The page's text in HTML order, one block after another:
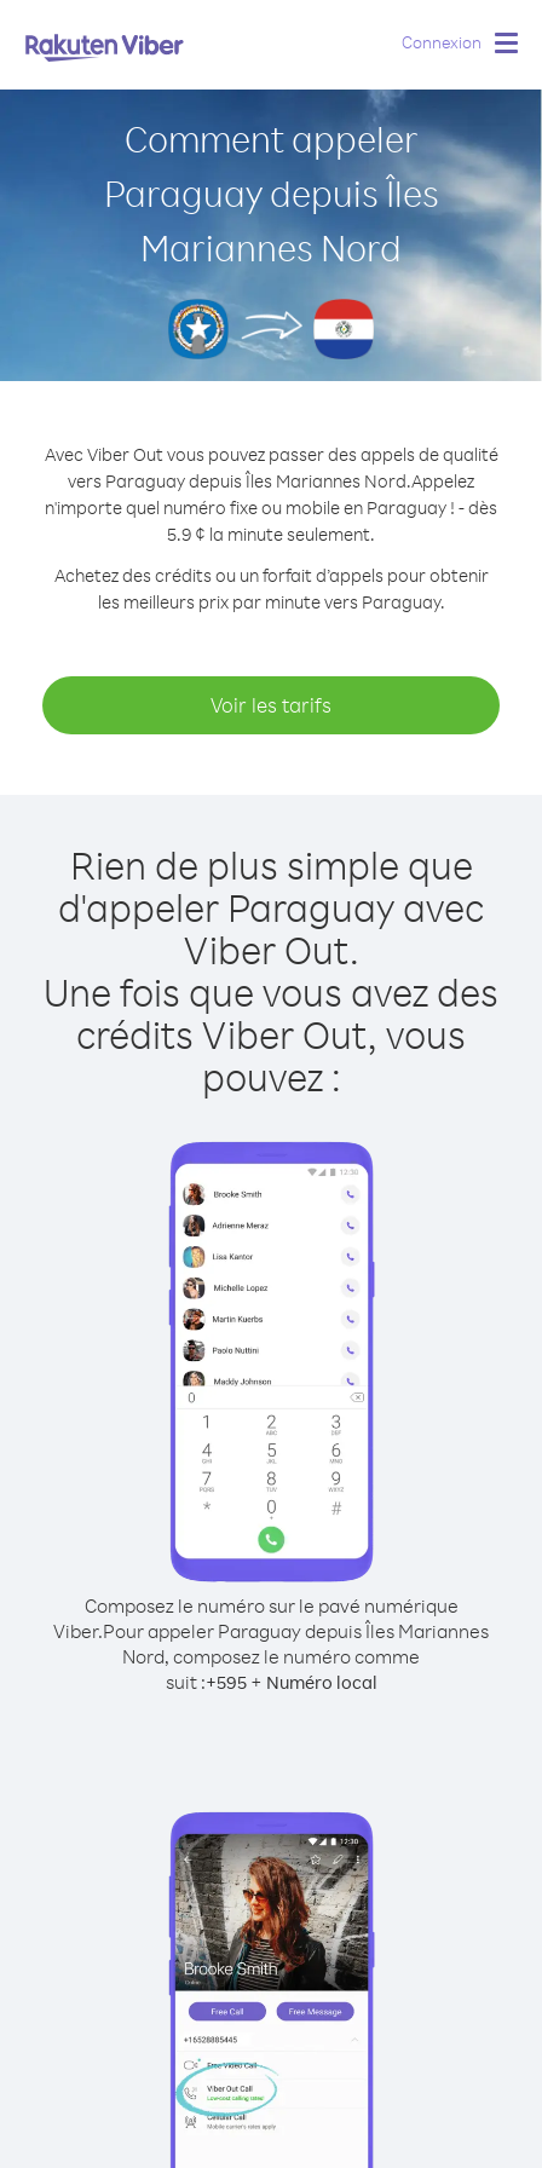
Connexion
Comment appeler
Paraguay depuis Îles
Mariannes Nord
Avec Viber Out vous pouvez passer des appels de qualité
vers Paraguay depuis Îles Mariannes Nord.Appelez
n'importe quel numéro fixe ou mobile en Paraguay ! - dès
5.9 ¢ la minute seulement.
Achetez des crédits ou un forfait d’appels pour obtenir
les meilleurs prix par minute vers Paraguay.
Voir les tarifs
Rien de plus simple que
d'appeler Paraguay avec
Viber Out.
Une fois que vous avez des
crédits Viber Out, vous
pouvez :
Composez le numéro sur le pavé numérique
Viber.Pour appeler Paraguay depuis Îles Mariannes
Nord, composez le numéro comme
suit :+595+ Numéro local